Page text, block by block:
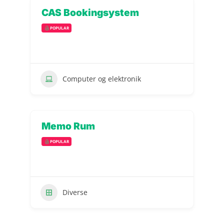
CAS Bookingsystem
POPULAR
Computer og elektronik
Memo Rum
POPULAR
Diverse